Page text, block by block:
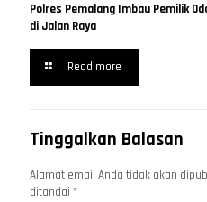
Polres Pemalang Imbau Pemilik
di Jalan Raya
Read more
Tinggalkan Balasan
Alamat email Anda tidak akan
ditandai *